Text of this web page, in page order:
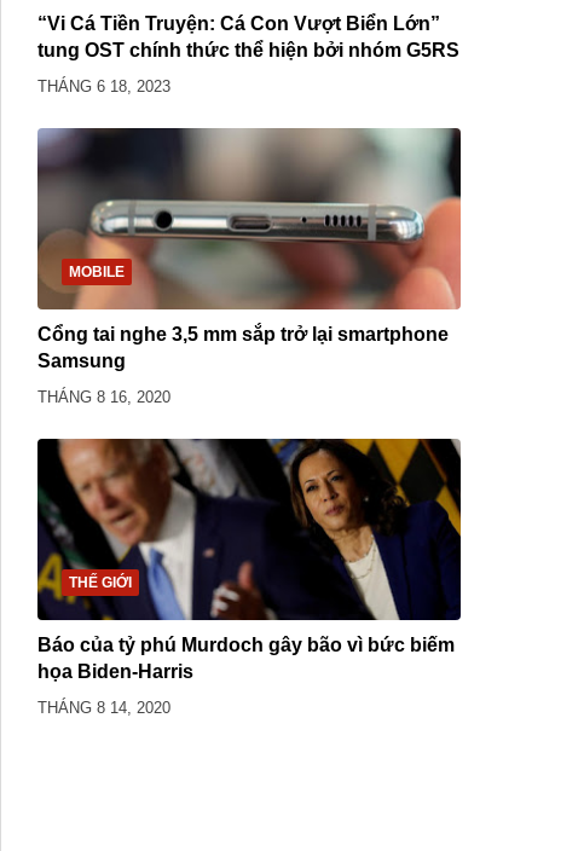
“Vi Cá Tiền Truyện: Cá Con Vượt Biển Lớn”
tung OST chính thức thể hiện bởi nhóm G5RS
THÁNG 6 18, 2023
MOBILE
Cổng tai nghe 3,5 mm sắp trở lại smartphone
Samsung
THÁNG 8 16, 2020
THẾ GIỚI
Báo của tỷ phú Murdoch gây bão vì bức biếm
họa Biden-Harris
THÁNG 8 14, 2020